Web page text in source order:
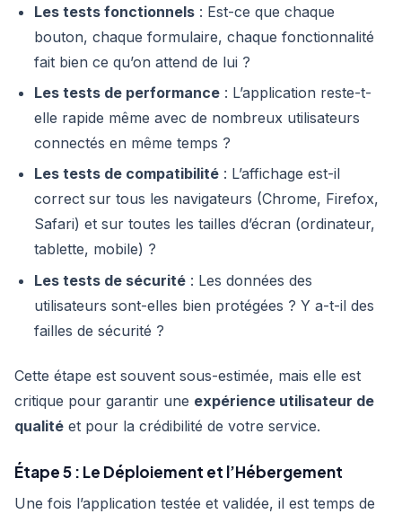
Les tests fonctionnels : Est-ce que chaque
bouton, chaque formulaire, chaque fonctionnalité
fait bien ce qu’on attend de lui ?
Les tests de performance : L’application reste-t-
elle rapide même avec de nombreux utilisateurs
connectés en même temps ?
Les tests de compatibilité : L’affichage est-il
correct sur tous les navigateurs (Chrome, Firefox,
Safari) et sur toutes les tailles d’écran (ordinateur,
tablette, mobile) ?
Les tests de sécurité : Les données des
utilisateurs sont-elles bien protégées ? Y a-t-il des
failles de sécurité ?
Cette étape est souvent sous-estimée, mais elle est
critique pour garantir une expérience utilisateur de
qualité et pour la crédibilité de votre service.
Étape 5 : Le Déploiement et l’Hébergement
Une fois l’application testée et validée, il est temps de